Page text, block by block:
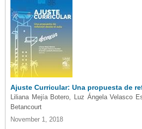
Ajuste Curricular: Una propuesta de
Liliana Mejía Botero, Luz Ángela Velasco
Betancourt
November 1, 2018